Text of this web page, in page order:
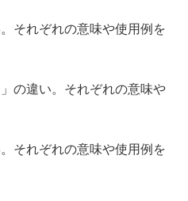
それぞれの意味や使用例を
の違い。それぞれの意味や
それぞれの意味や使用例を